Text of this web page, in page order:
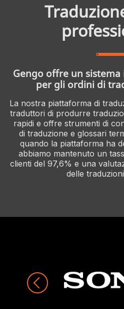
Gengo offre un
per gli ordini di
La nostra piattaforma di
traduttori di produrre
rapidi e offre strumenti di
di traduzione e glossari
quando la piattaforma ha
abbiamo mantenuto un
clienti del 97,6% e una
delle